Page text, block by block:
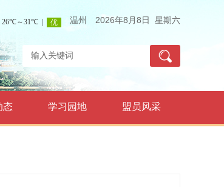
温州 2026年8月8日 星期六
态 学习园地 盟员风采